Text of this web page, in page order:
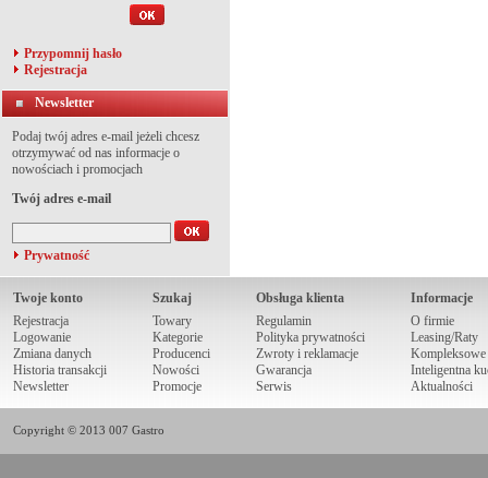
Przypomnij hasło
Rejestracja
Newsletter
Podaj twój adres e-mail jeżeli chcesz
otrzymywać od nas informacje o
nowościach i promocjach
Twój adres e-mail
Prywatność
Twoje konto
Rejestracja
Logowanie
Zmiana danych
Historia transakcji
Newsletter
Szukaj
Towary
Kategorie
Producenci
Nowości
Promocje
Obsługa klienta
Regulamin
Polityka prywatności
Zwroty i reklamacje
Gwarancja
Serwis
Informacje
O firmie
Leasing/Raty
Kompleksowe
Inteligentna
Aktualności
Copyright © 2013 007 Gastro